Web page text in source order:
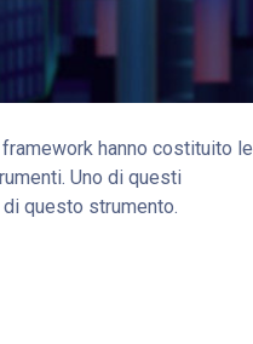
hanno costituito le
Uno di questi
questo strumento.